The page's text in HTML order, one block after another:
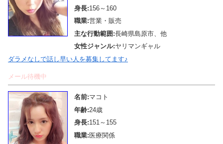
身長:156～160
職業:営業・販売
主な行動範囲:長崎県島原市、他
女性ジャンル:ヤリマンギャル
ダラメなしで話し早い人を募集してます♪
メール待機中
名前:マコト
年齢:24歳
身長:151～155
職業:医療関係